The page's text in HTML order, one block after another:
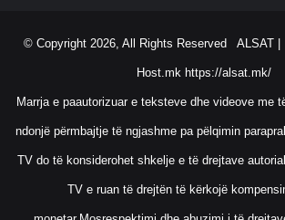
© Copyright 2026, All Rights Reserved ALSAT |
Host.mk https://alsat.mk/
Marrja e paautorizuar e teksteve dhe videove me
ndonjë përmbajtje të ngjashme pa pëlqimin
TV do të konsiderohet shkelje e të drejtave
TV e ruan të drejtën të kërkojë